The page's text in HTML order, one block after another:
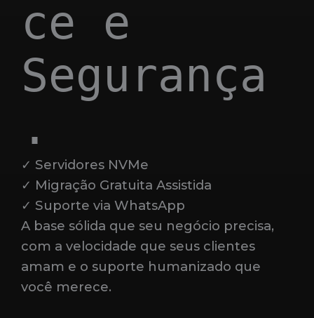
ce e
Segurança
.
✓ Servidores NVMe
✓ Migração Gratuita Assistida
✓ Suporte via WhatsApp
A base sólida que seu negócio precisa,
com a velocidade que seus clientes
amam e o suporte humanizado que
você merece.